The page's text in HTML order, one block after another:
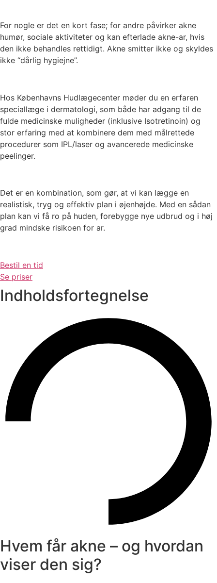
For nogle er det en kort fase; for andre påvirker akne
humør, sociale aktiviteter og kan efterlade akne-ar, hvis
den ikke behandles rettidigt. Akne smitter ikke og skyldes
ikke “dårlig hygiejne”.
Hos Københavns Hudlægecenter møder du en erfaren
speciallæge i dermatologi, som både har adgang til de
fulde medicinske muligheder (inklusive Isotretinoin) og
stor erfaring med at kombinere dem med målrettede
procedurer som IPL/laser og avancerede medicinske
peelinger.
Det er en kombination, som gør, at vi kan lægge en
realistisk, tryg og effektiv plan i øjenhøjde. Med en sådan
plan kan vi få ro på huden, forebygge nye udbrud og i høj
grad mindske risikoen for ar.
Bestil en tid
Se priser
Indholdsfortegnelse
Hvem får akne – og hvordan
viser den sig?